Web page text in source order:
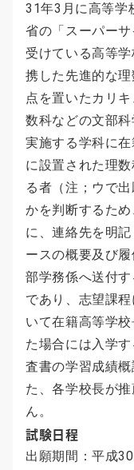
31年3月に高等学
省の「スーパー
受けている高等
携した先進的な
点を置いたカリ
数科などの文部
実施する学科に
に設置された理
る者（注；ウで
かを判断するた
に、連絡先を明
ースの概要及び
部学務係へ送付
であり、志望課
いて在籍高等学
た場合には入学
査書の学習成績
た、各学校長が
ん。
試験日程
出願期間：平成